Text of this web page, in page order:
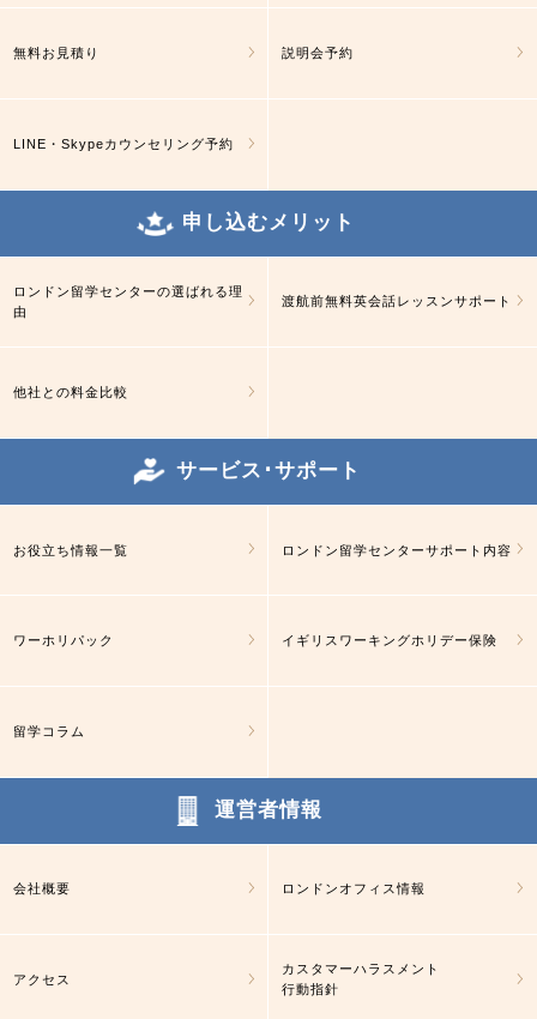
無料お見積り 説明会予約
LINE・Skypeカウンセリング予約
申し込むメリット
ロンドン留学センターの選ばれる理
由
渡航前無料英会話レッスンサポート
他社との料金比較
サービス･サポート
お役立ち情報一覧 ロンドン留学センターサポート内容
ワーホリパック イギリスワーキングホリデー保険
留学コラム
運営者情報
会社概要 ロンドンオフィス情報
アクセス
カスタマーハラスメント
行動指針